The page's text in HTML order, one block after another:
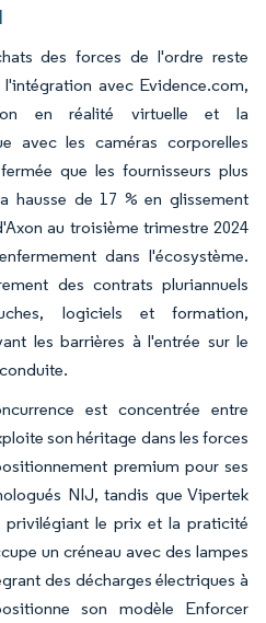
des forces de l'ordre reste
avec Evidence.com,
en réalité virtuelle et la
avec les caméras corporelles
que les fournisseurs plus
hausse de 17 % en glissement
au troisième trimestre 2024
dans l'écosystème.
des contrats pluriannuels
logiciels et formation,
les barrières à l'entrée sur le
est concentrée entre
son héritage dans les forces
premium pour ses
NIJ, tandis que Vipertek
privilégiant le prix et la praticité
un créneau avec des lampes
des décharges électriques à
son modèle Enforcer